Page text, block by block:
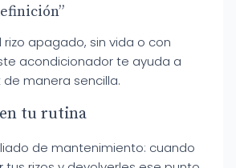
apagado, sin vida o con
acondicionador te ayuda a
de manera sencilla.
tu rutina
de mantenimiento: cuando